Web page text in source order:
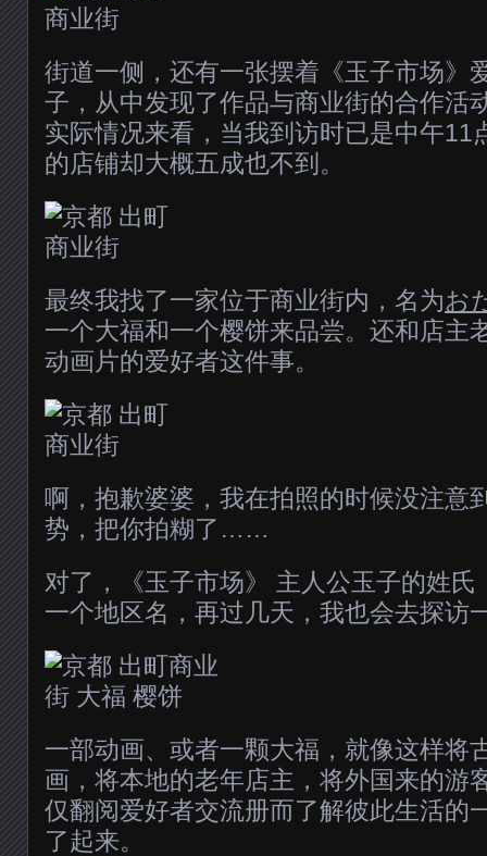
街道一侧，还有一张摆着《玉子市场》
子，从中发现了作品与商业街的合作活
实际情况来看，当我到访时已是中午11
的店铺却大概五成也不到。
最终我找了一家位于商业街内，名为お
一个大福和一个樱饼来品尝。还和店主
动画片的爱好者这件事。
啊，抱歉婆婆，我在拍照的时候没注意
势，把你拍糊了……
对了，《玉子市场》 主人公玉子的姓
一个地区名，再过几天，我也会去探访
一部动画、或者一颗大福，就像这样将
画，将本地的老年店主，将外国来的游
仅翻阅爱好者交流册而了解彼此生活的
了起来。